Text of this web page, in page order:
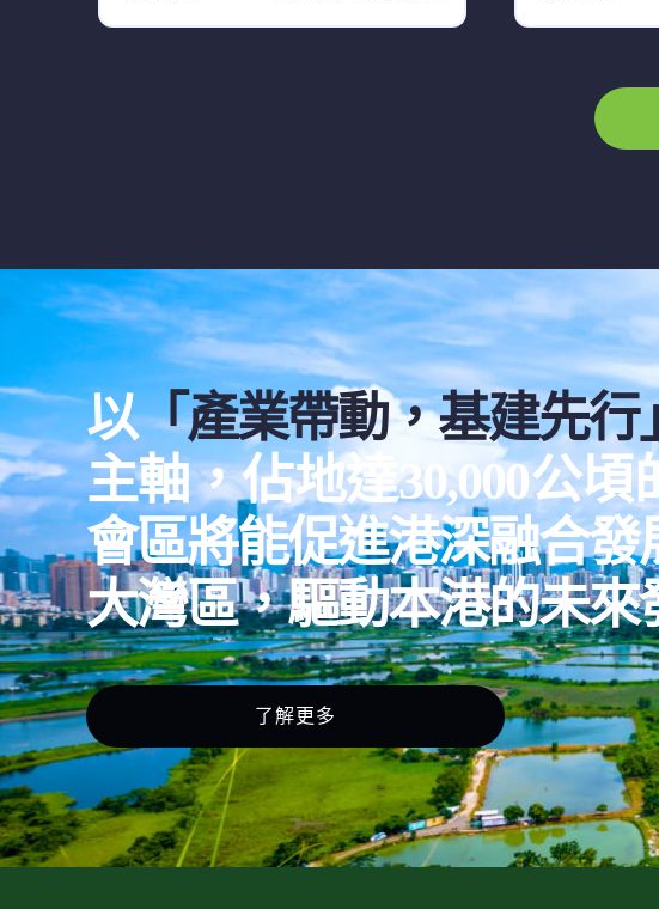
以「產業帶動，基建先行
主軸，佔地達30,000公頃
會區將能促進港深融合發
大灣區，驅動本港的未來
了解更多